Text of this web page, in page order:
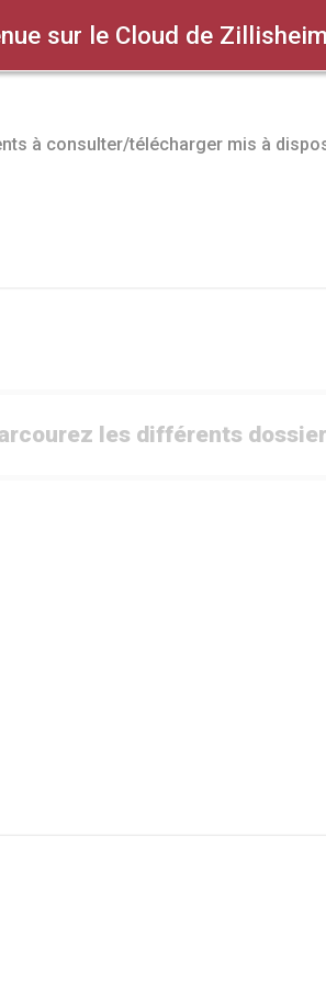
sur le Cloud de Zillisheim
à consulter/télécharger mis à
les différents